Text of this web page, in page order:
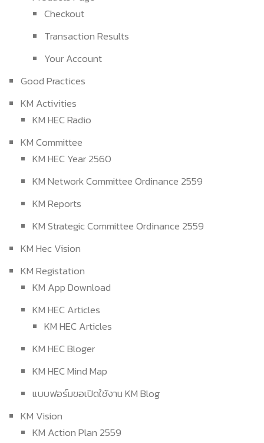
Checkout
Transaction Results
Your Account
Good Practices
KM Activities
KM HEC Radio
KM Committee
KM HEC Year 2560
KM Network Committee Ordinance 2559
KM Reports
KM Strategic Committee Ordinance 2559
KM Hec Vision
KM Registation
KM App Download
KM HEC Articles
KM HEC Articles
KM HEC Bloger
KM HEC Mind Map
แบบฟอร์มขอเปิดใช้งาน KM Blog
KM Vision
KM Action Plan 2559